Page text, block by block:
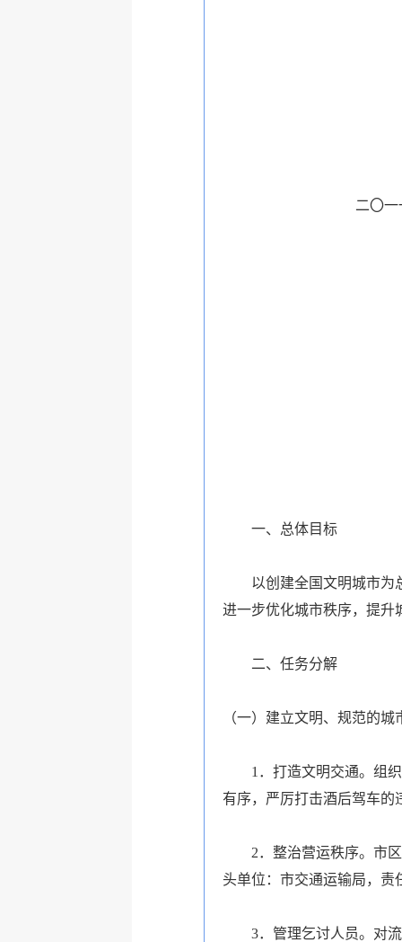
二〇一一年
一、总体目标
以创建全国文明城市为总
进一步优化城市秩序，提升
二、任务分解
（一）建立文明、规范的城
1．打造文明交通。组织
有序，严厉打击酒后驾车的
2．整治营运秩序。市区
头单位：市交通运输局，责
3．管理乞讨人员。对流